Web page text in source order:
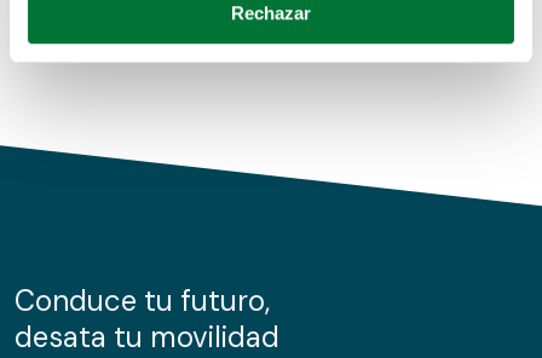
Obtenga más información sobre cómo se procesan sus
de cookies.
información sobre el uso que haga del sitio web con
nuestros partners de redes sociales, publicidad y análisis
Rechazar
Conduce tu futuro,
desata tu movilidad